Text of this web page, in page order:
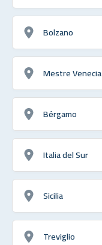
Bolzano
Mestre Venecia
Bérgamo
Italia del Sur
Sicilia
Treviglio